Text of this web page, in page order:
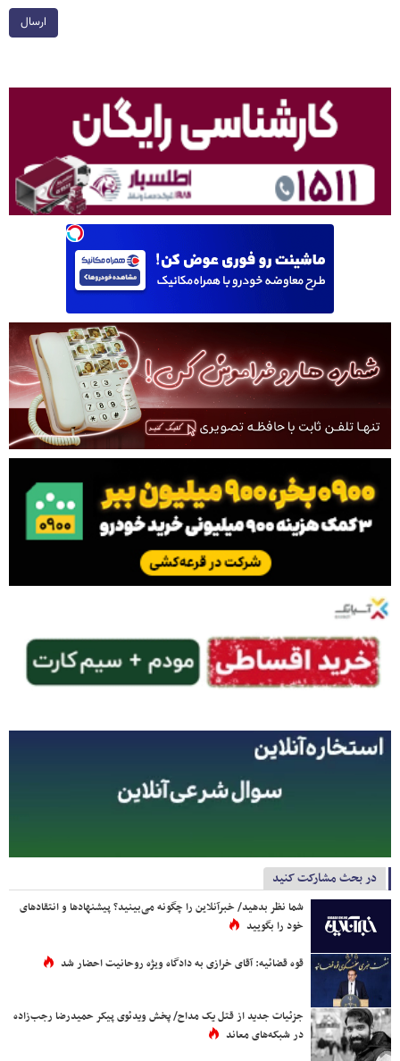
ارسال
در بحث مشارکت کنید
شما نظر بدهید/ خبرآنلاین را چگونه می‌بینید؟ پیشنهادها و انتقادهای
خود را بگویید
قوه قضائیه: آقای خرازی به دادگاه ویژه روحانیت احضار شد
جزئیات جدید از قتل یک مداح/ پخش ویدئوی پیکر حمیدرضا رجب‌زاده
در شبکه‌های معاند